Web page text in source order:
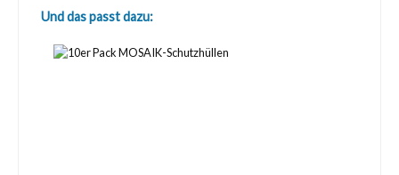
Produktgalerie überspringen
Und das passt dazu: